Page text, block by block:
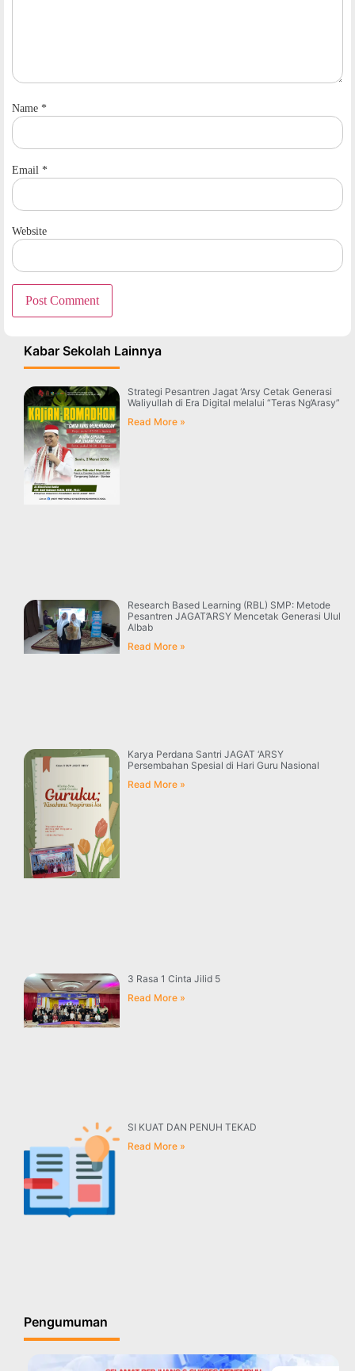
Name *
Email *
Website
Kabar Sekolah Lainnya
Strategi Pesantren Jagat ‘Arsy Cetak Generasi
Waliyullah di Era Digital melalui “Teras Ng’Arasy”
Read More »
Research Based Learning (RBL) SMP: Metode
Pesantren JAGAT’ARSY Mencetak Generasi Ulul
Albab
Read More »
Karya Perdana Santri JAGAT ‘ARSY
Persembahan Spesial di Hari Guru Nasional
Read More »
3 Rasa 1 Cinta Jilid 5
Read More »
SI KUAT DAN PENUH TEKAD
Read More »
Pengumuman